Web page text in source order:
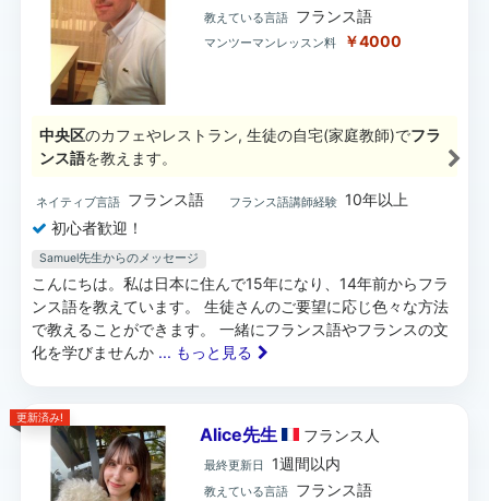
教えている言語 フランス語
マンツーマンレッスン料 ￥4000
中央区のカフェやレストラン, 生徒の自宅(家庭教師)でフラ
ンス語を教えます。
ネイティブ言語 フランス語 フランス語講師経験 10年以上
初心者歓迎！
Samuel先生からのメッセージ
こんにちは。私は日本に住んで15年になり、14年前からフラ
ンス語を教えています。 生徒さんのご要望に応じ色々な方法
で教えることができます。 一緒にフランス語やフランスの文
化を学びませんか ... もっと見る
更新済み!
Alice先生 フランス 人
最終更新日 1週間以内
教えている言語 フランス語